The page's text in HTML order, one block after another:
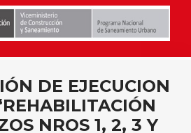
DE EJECUCION
NROS 1, 2, 3 Y